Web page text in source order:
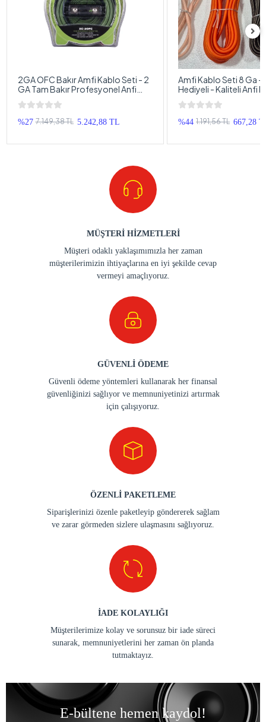
2GA OFC Bakır Amfi Kablo Seti - 2
GA Tam Bakır Profesyonel Anfi
Kablosu Seti 2 AWG
%27 7.149,38 TL 5.242,88 TL
Amfi Kablo Seti 8 Ga -
Hediyeli - Kaliteli Anfi
Takımı - Tam Set
%44 1.191,56 TL 667,28
MÜŞTERİ HİZMETLERİ
Müşteri odaklı yaklaşımımızla her zaman
müşterilerimizin ihtiyaçlarına en iyi şekilde cevap
vermeyi amaçlıyoruz.
GÜVENLİ ÖDEME
Güvenli ödeme yöntemleri kullanarak her finansal
güvenliğinizi sağlıyor ve memnuniyetinizi artırmak
için çalışıyoruz.
ÖZENLİ PAKETLEME
Siparişlerinizi özenle paketleyip göndererek sağlam
ve zarar görmeden sizlere ulaşmasını sağlıyoruz.
İADE KOLAYLIĞI
Müşterilerimize kolay ve sorunsuz bir iade süreci
sunarak, memnuniyetlerini her zaman ön planda
tutmaktayız.
E-bültene hemen kaydol!